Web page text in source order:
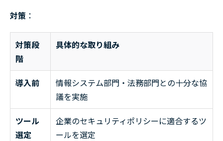
対策 ：
対策段
階
具体的な取り組み
導入前
情報システム部門・法務部門との十分な協
議を実施
ツール
選定
企業のセキュリティポリシーに適合するツ
ールを選定